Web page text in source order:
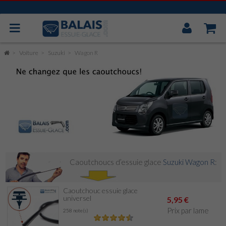
VALEO
ESSUIE GLACE ARRIÈRE
Mon
Voiture Suzuki Wagon R
Caoutchoucs d’essuie glace Suzuki Wagon R:
Caoutchouc essuie glace
universel
258 note(s)
5,95 €
Prix par lame